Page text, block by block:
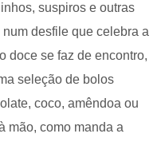
suspiros e outras
desfile que celebra a
doce se faz de encontro,
seleção de bolos
coco, amêndoa ou
mão, como manda a